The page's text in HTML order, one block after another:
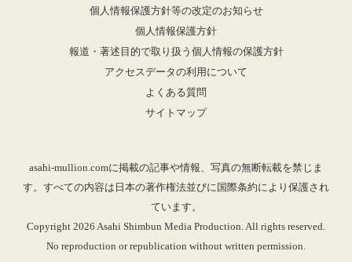
個人情報保護方針等の改定のお知らせ
個人情報保護方針
報道・著述目的で取り扱う個人情報の保護方針
アクセスデータの利用について
よくある質問
サイトマップ
asahi-mullion.comに掲載の記事や情報、写真の無断転載を禁じま
す。すべての内容は日本の著作権法並びに国際条約により保護され
ています。
Copyright 2026 Asahi Shimbun Media Production. All rights reserved.
No reproduction or republication without written permission.